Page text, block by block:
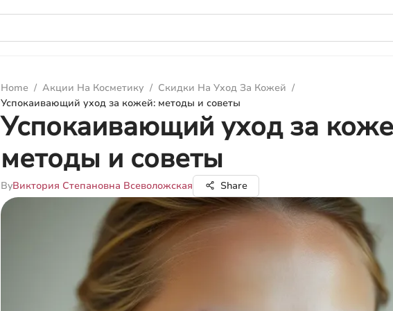
Home / Акции На Косметику / Скидки На Уход За Кожей /
Успокаивающий уход за кожей: методы и советы
Успокаивающий уход за
методы и советы
ByВиктория Степановна Всеволожская Share